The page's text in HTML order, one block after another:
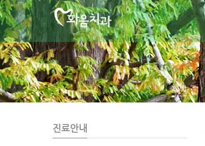
S
u
b
r
o
m
o
t
i
진료안내